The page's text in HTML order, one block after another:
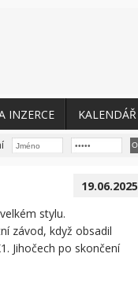
INZERCE KALENDÁŘ
19.06.2025
stylu.
závod, když obsadil
Jihočech po skončení